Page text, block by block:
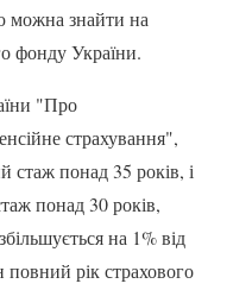
знайти на
фонду України.
"Про
страхування",
стаж понад 35 років, і
понад 30 років,
на 1% від
повний рік страхового